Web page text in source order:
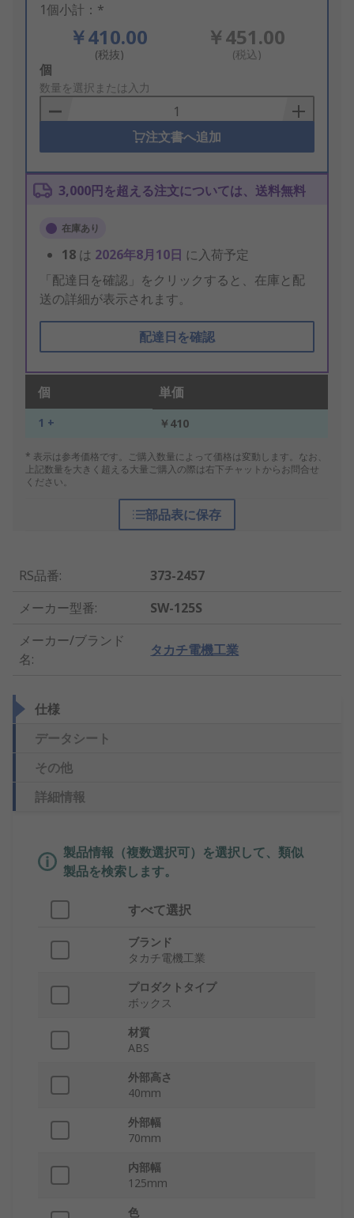
1個小計：*
￥410.00
(税抜)
￥451.00
(税込)
Add
to
Basket
個
数量を選択または入力
注文書へ追加
3,000円を超える注文については、送料無料
在庫あり
18 は 2026年8月10日 に入荷予定
「配達日を確認」をクリックすると、在庫と配
送の詳細が表示されます。
配達日を確認
個 単価
1 + ￥410
* 表示は参考価格です。ご購入数量によって価格は変動します。なお、
上記数量を大きく超える大量ご購入の際は右下チャットからお問合せ
ください。
部品表に保存
RS品番:
373-2457
メーカー型番:
SW-125S
メーカー/ブランド
名:
タカチ電機工業
仕様
データシート
その他
詳細情報
製品情報（複数選択可）を選択して、類似
製品を検索します。
すべて選択
ブランド
タカチ電機工業
プロダクトタイプ
ボックス
材質
ABS
外部高さ
40mm
外部幅
70mm
内部幅
125mm
色